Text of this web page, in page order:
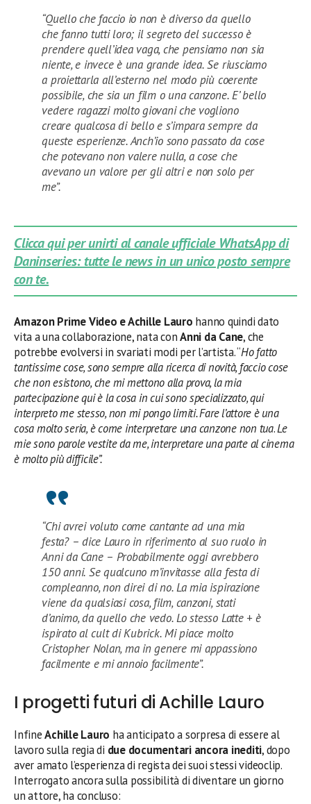
“Quello che faccio io non è diverso da quello
che fanno tutti loro; il segreto del successo è
prendere quell’idea vaga, che pensiamo non sia
niente, e invece è una grande idea. Se riusciamo
a proiettarla all’esterno nel modo più coerente
possibile, che sia un film o una canzone. E’ bello
vedere ragazzi molto giovani che vogliono
creare qualcosa di bello e s’impara sempre da
queste esperienze. Anch’io sono passato da cose
che potevano non valere nulla, a cose che
avevano un valore per gli altri e non solo per
me”.
Clicca qui per unirti al canale ufficiale WhatsApp di
Daninseries: tutte le news in un unico posto sempre
con te.
Amazon Prime Video e Achille Lauro hanno quindi dato
vita a una collaborazione, nata conAnni da Cane, che
potrebbe evolversi in svariati modi per l’artista. “Ho fatto
tantissime cose, sono sempre alla ricerca di novità, faccio cose
che non esistono, che mi mettono alla prova, la mia
partecipazione qui è la cosa in cui sono specializzato, qui
interpreto me stesso, non mi pongo limiti. Fare l’attore è una
cosa molto seria, è come interpretare una canzone non tua.Le
mie sono parole vestite da me, interpretare una parte al cinema
è molto più difficile”.
“Chi avrei voluto come cantante ad una mia
festa? – dice Lauro in riferimento al suo ruolo in
Anni da Cane – Probabilmente oggi avrebbero
150 anni. Se qualcuno m’invitasse alla festa di
compleanno, non direi di no. La mia ispirazione
viene da qualsiasi cosa, film, canzoni, stati
d’animo, da quello che vedo. Lo stesso Latte + è
ispirato al cult di Kubrick. Mi piace molto
Cristopher Nolan, ma in genere mi appassiono
facilmente e mi annoio facilmente”.
I progetti futuri di Achille Lauro
InfineAchille Lauro ha anticipato a sorpresa di essere al
lavoro sulla regia di due documentari ancora inediti, dopo
aver amato l’esperienza di regista dei suoi stessi videoclip.
Interrogato ancora sulla possibilità di diventare un giorno
un attore, ha concluso: